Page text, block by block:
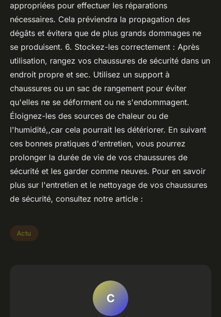
appropriées pour effectuer les réparations
nécessaires. Cela préviendra la propagation des
dégâts et évitera que de plus grands dommages ne
se produisent. 6. Stockez-les correctement : Après
utilisation, rangez vos chaussures de sécurité dans un
endroit propre et sec. Utilisez un support à
chaussures ou un sac de rangement pour éviter
qu'elles ne se déforment ou ne s'endommagent.
Éloignez-les des sources de chaleur ou de
l'humidité,,car cela pourrait les détériorer. En suivant
ces bonnes pratiques d'entretien, vous pourrez
prolonger la durée de vie de vos chaussures de
sécurité et les garder comme neuves. Pour en savoir
plus sur l'entretien et le nettoyage de vos chaussures
de sécurité, consultez notre article :
Actu
C